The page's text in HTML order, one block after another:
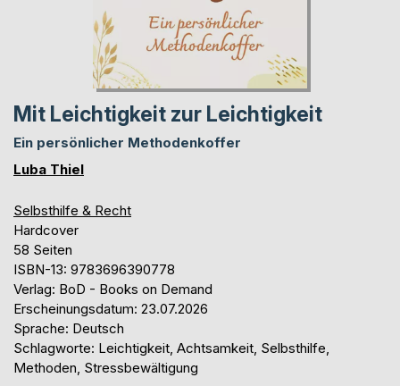
Mit Leichtigkeit zur Leichtigkeit
Ein persönlicher Methodenkoffer
Luba Thiel
Selbsthilfe & Recht
Hardcover
58 Seiten
ISBN-13: 9783696390778
Verlag: BoD - Books on Demand
Erscheinungsdatum: 23.07.2026
Sprache: Deutsch
Schlagworte: Leichtigkeit, Achtsamkeit, Selbsthilfe,
Methoden, Stressbewältigung